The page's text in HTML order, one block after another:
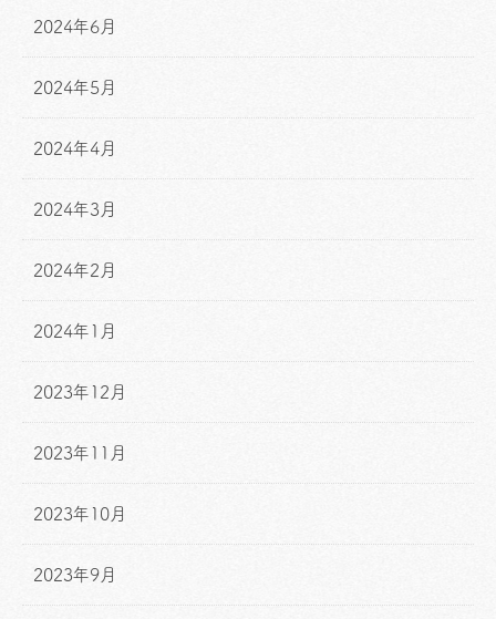
2024年6月
2024年5月
2024年4月
2024年3月
2024年2月
2024年1月
2023年12月
2023年11月
2023年10月
2023年9月